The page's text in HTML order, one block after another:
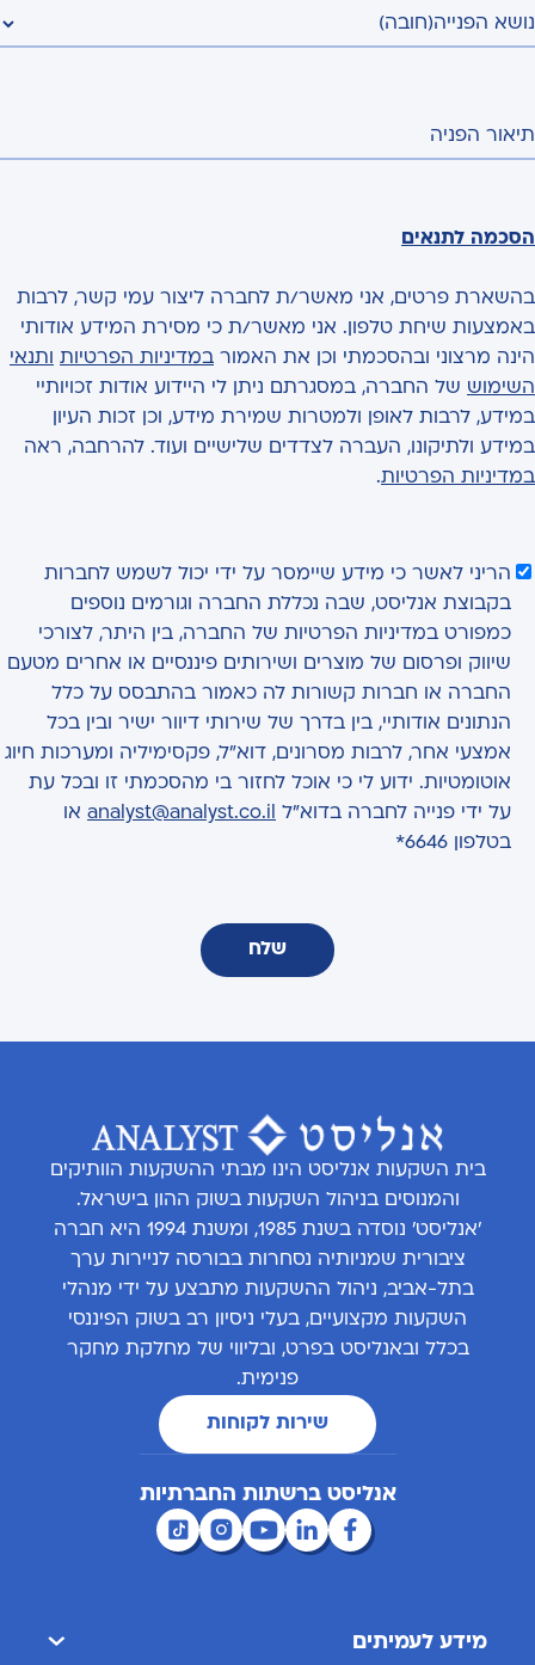
נושא הפנייה(חובה)
תיאור הפניה
הסכמה לתנאים
בהשארת פרטים, אני מאשר/ת לחברה ליצור עמי קשר, לרבות
באמצעות שיחת טלפון. אני מאשר/ת כי מסירת המידע אודותי
הינה מרצוני ובהסכמתי וכן את האמור במדיניות הפרטיות ותנאי
השימוש של החברה, במסגרתם ניתן לי היידוע אודות זכויותיי
במידע, לרבות לאופן ולמטרות שמירת מידע, וכן זכות העיון
במידע ולתיקונו, העברה לצדדים שלישיים ועוד. להרחבה, ראה
במדיניות הפרטיות.
הריני לאשר כי מידע שיימסר על ידי יכול לשמש לחברות
בקבוצת אנליסט, שבה נכללת החברה וגורמים נוספים
כמפורט במדיניות הפרטיות של החברה, בין היתר, לצורכי
שיווק ופרסום של מוצרים ושירותים פיננסיים או אחרים מטעם
החברה או חברות קשורות לה כאמור בהתבסס על כלל
הנתונים אודותיי, בין בדרך של שירותי דיוור ישיר ובין בכל
אמצעי אחר, לרבות מסרונים, דוא"ל, פקסימיליה ומערכות חיוג
אוטומטיות. ידוע לי כי אוכל לחזור בי מהסכמתי זו ובכל עת
על ידי פנייה לחברה בדוא"ל analyst@analyst.co.il או
בטלפון 6646*
שלח
בית השקעות אנליסט הינו מבתי ההשקעות הוותיקים
והמנוסים בניהול השקעות בשוק ההון בישראל.
'אנליסט' נוסדה בשנת 1985, ומשנת 1994 היא חברה
ציבורית שמניותיה נסחרות בבורסה לניירות ערך
בתל-אביב, ניהול ההשקעות מתבצע על ידי מנהלי
השקעות מקצועיים, בעלי ניסיון רב בשוק הפיננסי
בכלל ובאנליסט בפרט, ובליווי של מחלקת מחקר
פנימית.
שירות לקוחות
אנליסט ברשתות החברתיות
מידע לעמיתים